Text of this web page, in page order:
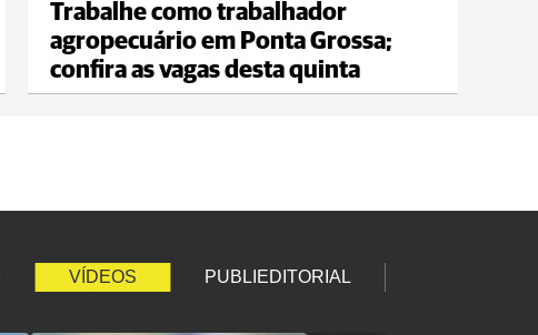
Carambeí
max 21°C min 18°C
Trabalhe como trabalhador
agropecuário em Ponta Grossa;
confira as vagas desta quinta
VÍDEOS PUBLIEDITORIAL